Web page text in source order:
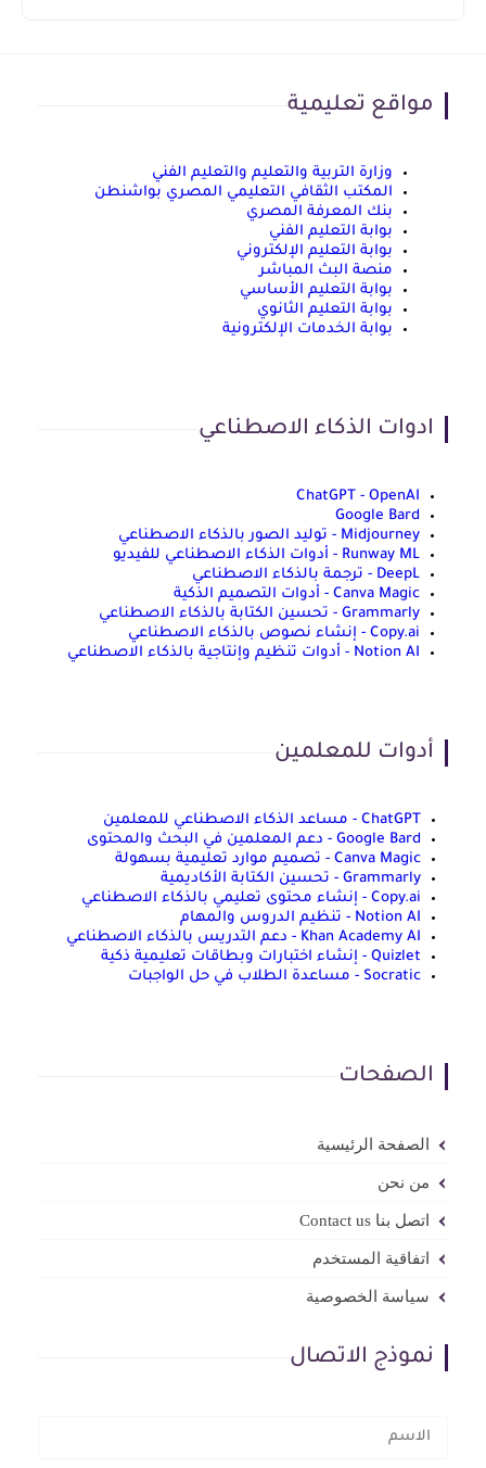
مواقع تعليمية
وزارة التربية والتعليم والتعليم الفني
المكتب الثقافي التعليمي المصري بواشنطن
بنك المعرفة المصري
بوابة التعليم الفني
بوابة التعليم الإلكتروني
منصة البث المباشر
بوابة التعليم الأساسي
بوابة التعليم الثانوي
بوابة الخدمات الإلكترونية
ادوات الذكاء الاصطناعي
ChatGPT - OpenAI
Google Bard
Midjourney - توليد الصور بالذكاء الاصطناعي
Runway ML - أدوات الذكاء الاصطناعي للفيديو
DeepL - ترجمة بالذكاء الاصطناعي
Canva Magic - أدوات التصميم الذكية
Grammarly - تحسين الكتابة بالذكاء الاصطناعي
Copy.ai - إنشاء نصوص بالذكاء الاصطناعي
Notion AI - أدوات تنظيم وإنتاجية بالذكاء الاصطناعي
أدوات للمعلمين
ChatGPT - مساعد الذكاء الاصطناعي للمعلمين
Google Bard - دعم المعلمين في البحث والمحتوى
Canva Magic - تصميم موارد تعليمية بسهولة
Grammarly - تحسين الكتابة الأكاديمية
Copy.ai - إنشاء محتوى تعليمي بالذكاء الاصطناعي
Notion AI - تنظيم الدروس والمهام
Khan Academy AI - دعم التدريس بالذكاء الاصطناعي
Quizlet - إنشاء اختبارات وبطاقات تعليمية ذكية
Socratic - مساعدة الطلاب في حل الواجبات
الصفحات
الصفحة الرئيسية
من نحن
اتصل بنا Contact us
اتفاقية المستخدم
سياسة الخصوصية
نموذج الاتصال